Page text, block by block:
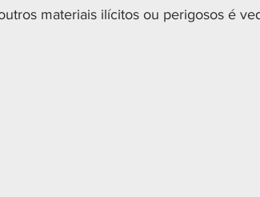
materiais ilícitos ou perigosos é